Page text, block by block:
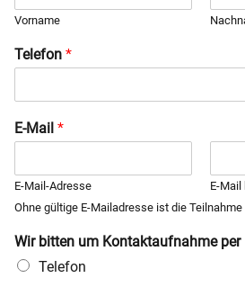
Vorname
Telefon *
E-Mail *
E-Mail-Adresse
E-
Ohne gültige E-Mailadresse ist die
Wir bitten um Kontaktaufnahme per
Telefon